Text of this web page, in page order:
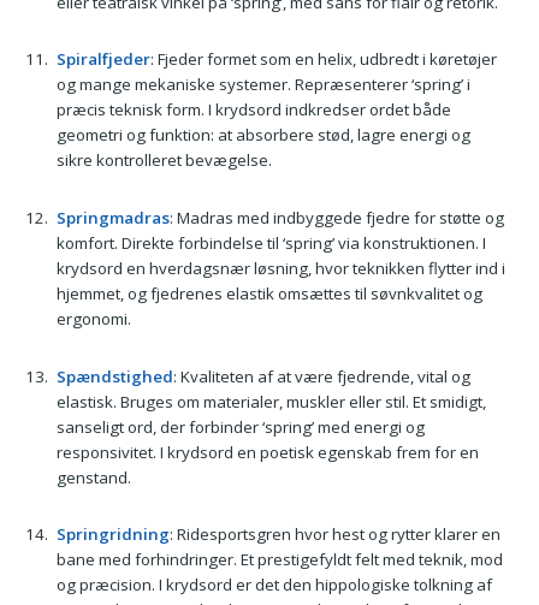
Spiralfjeder: Fjeder formet som en helix, udbredt i køretøjer
og mange mekaniske systemer. Repræsenterer ‘spring’ i
præcis teknisk form. I krydsord indkredser ordet både
geometri og funktion: at absorbere stød, lagre energi og
sikre kontrolleret bevægelse.
Springmadras: Madras med indbyggede fjedre for støtte og
komfort. Direkte forbindelse til ‘spring’ via konstruktionen. I
krydsord en hverdagsnær løsning, hvor teknikken flytter ind i
hjemmet, og fjedrenes elastik omsættes til søvnkvalitet og
ergonomi.
Spændstighed: Kvaliteten af at være fjedrende, vital og
elastisk. Bruges om materialer, muskler eller stil. Et smidigt,
sanseligt ord, der forbinder ‘spring’ med energi og
responsivitet. I krydsord en poetisk egenskab frem for en
genstand.
Springridning: Ridesportsgren hvor hest og rytter klarer en
bane med forhindringer. Et prestigefyldt felt med teknik, mod
og præcision. I krydsord er det den hippologiske tolkning af